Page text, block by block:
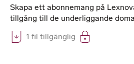
Skapa ett abonnemang på
tillgång till de underliggande
1 fil tillgänglig